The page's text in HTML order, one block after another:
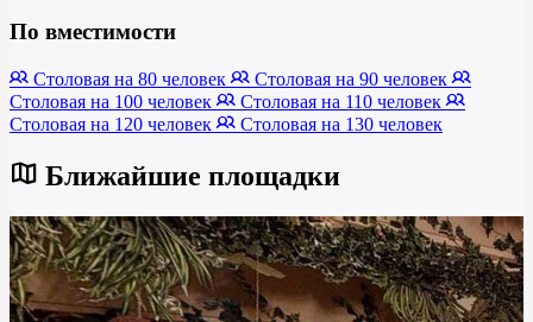
По вместимости
Столовая на 80 человек
Столовая на 90 человек
Столовая на 100 человек
Столовая на 110 человек
Столовая на 120 человек
Столовая на 130 человек
Ближайшие площадки